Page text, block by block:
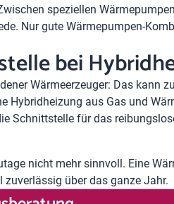
speziellen
Nur gute Wärmepumpen-
bei
Wärmeerzeuger: Das kann
Hybridheizung aus Gas und
Schnittstelle für das
nicht mehr sinnvoll. Eine
zuverlässig über das ganze Jahr.